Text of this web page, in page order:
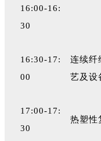
16:00-16:
30
16:30-17:
00
连续纤
艺及设
17:00-17:
30
热塑性